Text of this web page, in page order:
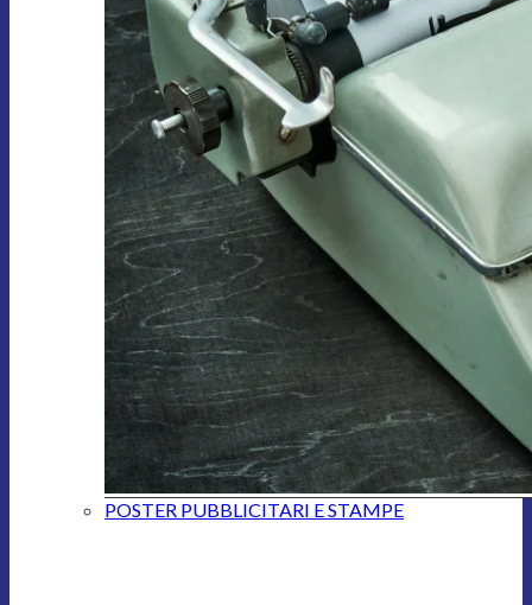
POSTER PUBBLICITARI E STAMPE